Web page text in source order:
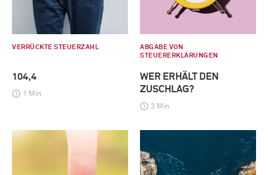
VERRÜCKTE STEUERZAHL
104,4
1 Min
ABGABE VON
STEUERERKLÄRUNGEN
WER ERHÄLT DEN
ZUSCHLAG?
3 Min